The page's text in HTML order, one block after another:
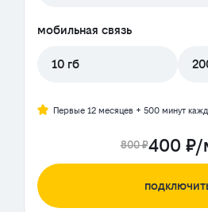
мобильная связь
10 гб
Первые 12 месяцев + 500 минут
800 ₽400 ₽/